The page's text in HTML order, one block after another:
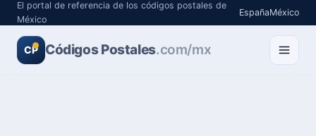
El portal de referencia de los códigos postales de
México
EspañaMéxico
CP Códigos Postales.com/mx